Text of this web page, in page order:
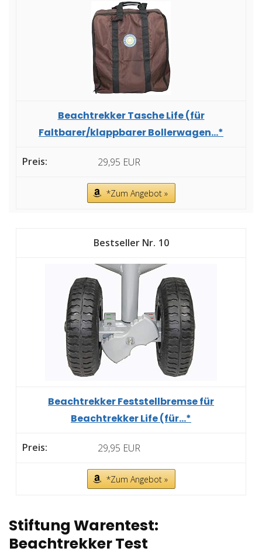
Beachtrekker Tasche Life (für
Faltbarer/klappbarer Bollerwagen...*
29,95 EUR
*Zum Angebot »
10
Beachtrekker Feststellbremse für
Beachtrekker Life (für...*
29,95 EUR
*Zum Angebot »
Stiftung Warentest:
Beachtrekker Test